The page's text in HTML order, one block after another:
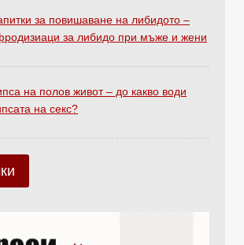
за повишаване на либидото –
за либидо при мъже и жени
на полов живот – до какво води
на секс?